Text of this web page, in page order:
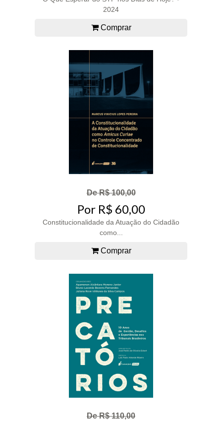
2024
Comprar
De R$ 100,00
Por R$ 60,00
Constitucionalidade da Atuação do Cidadão
como...
Comprar
De R$ 110,00